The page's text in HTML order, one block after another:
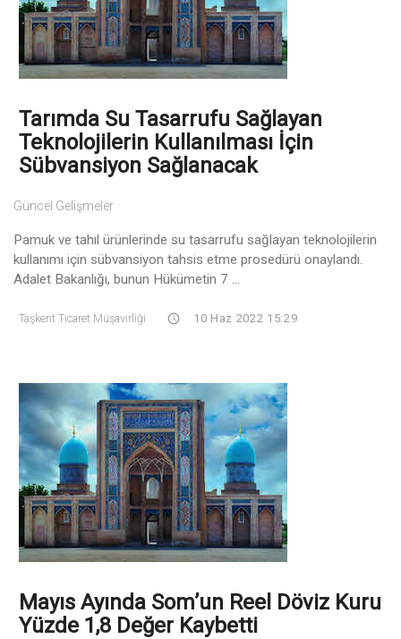
Tarımda Su Tasarrufu Sağlayan
Teknolojilerin Kullanılması İçin
Sübvansiyon Sağlanacak
Güncel Gelişmeler
Pamuk ve tahıl ürünlerinde su tasarrufu sağlayan teknolojilerin
kullanımı için sübvansiyon tahsis etme prosedürü onaylandı.
Adalet Bakanlığı, bunun Hükümetin 7 ...
Taşkent Ticaret Müşavirliği 10 Haz 2022 15:29
Mayıs Ayında Som’un Reel Döviz Kuru
Yüzde 1,8 Değer Kaybetti